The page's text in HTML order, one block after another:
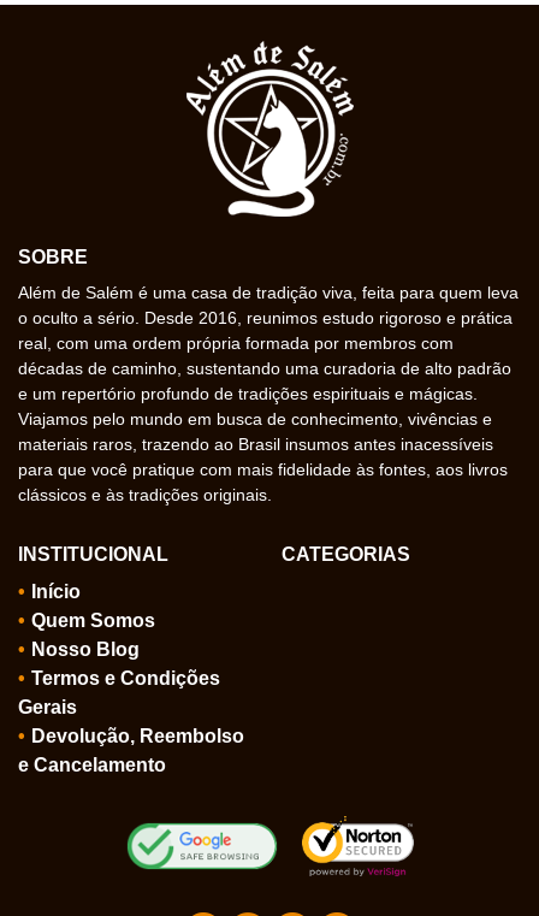
SOBRE
Além de Salém é uma casa de tradição viva, feita para quem leva
o oculto a sério. Desde 2016, reunimos estudo rigoroso e prática
real, com uma ordem própria formada por membros com
décadas de caminho, sustentando uma curadoria de alto padrão
e um repertório profundo de tradições espirituais e mágicas.
Viajamos pelo mundo em busca de conhecimento, vivências e
materiais raros, trazendo ao Brasil insumos antes inacessíveis
para que você pratique com mais fidelidade às fontes, aos livros
clássicos e às tradições originais.
INSTITUCIONAL
Início
Quem Somos
Nosso Blog
Termos e Condições
Gerais
Devolução, Reembolso
e Cancelamento
CATEGORIAS